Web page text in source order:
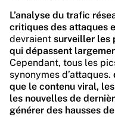
L’analyse du trafic
critiques des attaques
devraient surveiller les
qui dépassent
Cependant, tous les
synonymes d’attaques.
que le contenu viral,
les nouvelles de
générer des hausses